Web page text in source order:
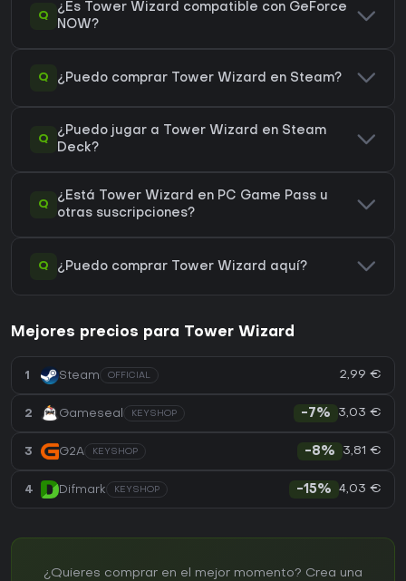
Q
¿Es Tower Wizard compatible con GeForce
NOW?
Q ¿Puedo comprar Tower Wizard en Steam?
Q
¿Puedo jugar a Tower Wizard en Steam
Deck?
Q
¿Está Tower Wizard en PC Game Pass u
otras suscripciones?
Q ¿Puedo comprar Tower Wizard aquí?
Mejores precios para Tower Wizard
1 Steam OFFICIAL 2,99 €
2 Gameseal KEYSHOP -7% 3,03 €
3 G2A KEYSHOP -8% 3,81 €
4 Difmark KEYSHOP -15% 4,03 €
¿Quieres comprar en el mejor momento? Crea una